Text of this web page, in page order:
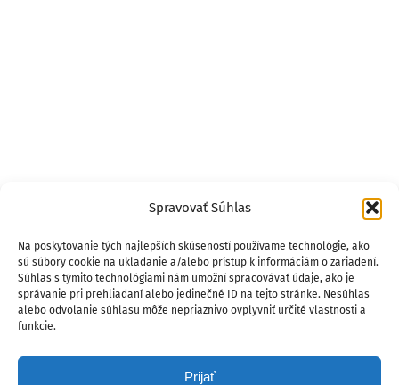
Spravovať Súhlas
Na poskytovanie tých najlepších skúseností používame technológie, ako
sú súbory cookie na ukladanie a/alebo prístup k informáciám o zariadení.
Súhlas s týmito technológiami nám umožní spracovávať údaje, ako je
správanie pri prehliadaní alebo jedinečné ID na tejto stránke. Nesúhlas
alebo odvolanie súhlasu môže nepriaznivo ovplyvniť určité vlastnosti a
funkcie.
Prijať